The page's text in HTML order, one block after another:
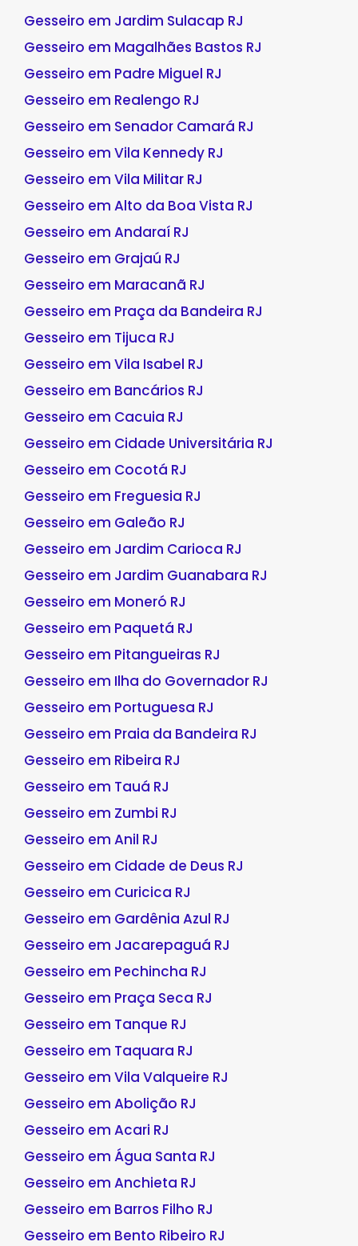
Gesseiro em Jardim Sulacap RJ
Gesseiro em Magalhães Bastos RJ
Gesseiro em Padre Miguel RJ
Gesseiro em Realengo RJ
Gesseiro em Senador Camará RJ
Gesseiro em Vila Kennedy RJ
Gesseiro em Vila Militar RJ
Gesseiro em Alto da Boa Vista RJ
Gesseiro em Andaraí RJ
Gesseiro em Grajaú RJ
Gesseiro em Maracanã RJ
Gesseiro em Praça da Bandeira RJ
Gesseiro em Tijuca RJ
Gesseiro em Vila Isabel RJ
Gesseiro em Bancários RJ
Gesseiro em Cacuia RJ
Gesseiro em Cidade Universitária RJ
Gesseiro em Cocotá RJ
Gesseiro em Freguesia RJ
Gesseiro em Galeão RJ
Gesseiro em Jardim Carioca RJ
Gesseiro em Jardim Guanabara RJ
Gesseiro em Moneró RJ
Gesseiro em Paquetá RJ
Gesseiro em Pitangueiras RJ
Gesseiro em Ilha do Governador RJ
Gesseiro em Portuguesa RJ
Gesseiro em Praia da Bandeira RJ
Gesseiro em Ribeira RJ
Gesseiro em Tauá RJ
Gesseiro em Zumbi RJ
Gesseiro em Anil RJ
Gesseiro em Cidade de Deus RJ
Gesseiro em Curicica RJ
Gesseiro em Gardênia Azul RJ
Gesseiro em Jacarepaguá RJ
Gesseiro em Pechincha RJ
Gesseiro em Praça Seca RJ
Gesseiro em Tanque RJ
Gesseiro em Taquara RJ
Gesseiro em Vila Valqueire RJ
Gesseiro em Abolição RJ
Gesseiro em Acari RJ
Gesseiro em Água Santa RJ
Gesseiro em Anchieta RJ
Gesseiro em Barros Filho RJ
Gesseiro em Bento Ribeiro RJ